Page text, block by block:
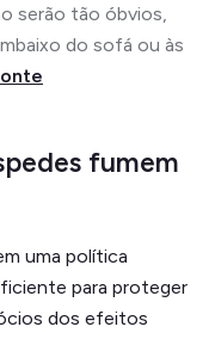
serão tão óbvios,
do sofá ou às
fumem
uma política
para proteger
dos efeitos